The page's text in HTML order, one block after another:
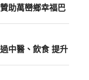
助萬巒鄉幸福巴
中醫、飲食 提升